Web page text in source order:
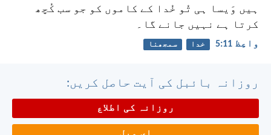
ہیں وَیسا ہی تُو خُدا کے کاموں کو جو سب کُچھ
کرتا ہے نہیں جانے گا۔
واعِظ 11:‏5 خدا سمجھنا
روزانہ بائبل کی آیت حاصل کریں:
روزانہ کی اطلاع